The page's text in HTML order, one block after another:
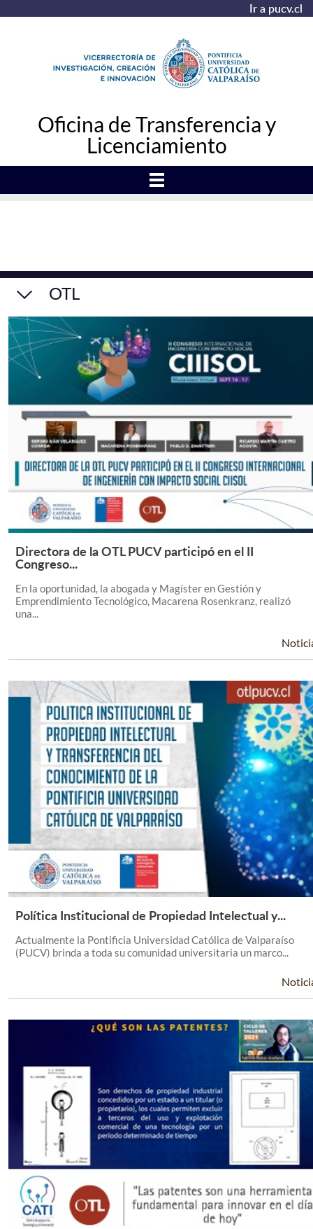
Ir a pucv.cl
Oficina de Transferencia y
Licenciamiento
OTL
Leer Más +
Directora de la OTL PUCV participó en el II
Congreso...
En la oportunidad, la abogada y Magíster en Gestión y
Emprendimiento Tecnológico, Macarena Rosenkranz, realizó
una...
Leer Más +
Política Institucional de Propiedad Intelectual y...
Actualmente la Pontificia Universidad Católica de Valparaíso
(PUCV) brinda a toda su comunidad universitaria un marco...